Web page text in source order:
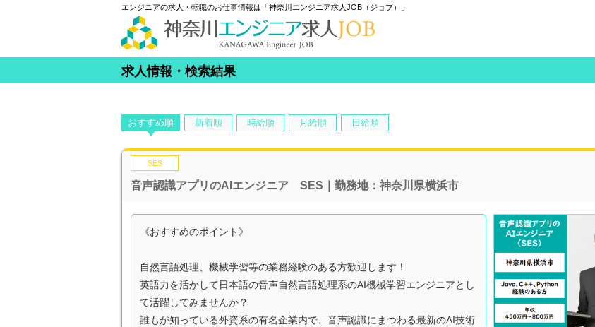
エンジニアの求人・転職のお仕事情報は「神奈川エンジニア求人JOB（ジョブ）」
求人情報・検索結果
おすすめ順 新着順 時給順 月給順 日給順
SES
音声認識アプリのAIエンジニア SES｜勤務地：神奈川県横浜市
《おすすめのポイント》
自然言語処理、機械学習等の業務経験のある方歓迎します！
英語力を活かして日本語の音声自然言語処理系のAI機械学習エンジニアとし
て活躍してみませんか？
誰もが知っている外資系の有名企業内で、音声認識にまつわる最新のAI技術